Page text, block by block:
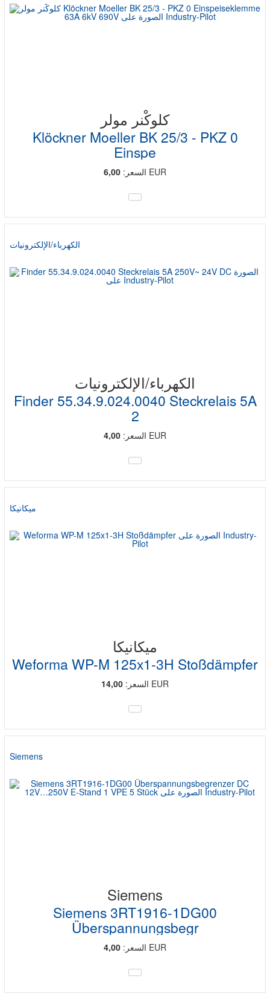
كلوكْنر مولر
Klöckner Moeller BK 25/3 - PKZ 0
Einspe
السعر: 6,00 EUR
الكهرباء/الإلكترونيات
الكهرباء/الإلكترونيات
Finder 55.34.9.024.0040 Steckrelais 5A
2
السعر: 4,00 EUR
ميكانيكا
ميكانيكا
Weforma WP-M 125x1-3H Stoßdämpfer
السعر: 14,00 EUR
Siemens
Siemens
Siemens 3RT1916-1DG00
Überspannungsbegr
السعر: 4,00 EUR